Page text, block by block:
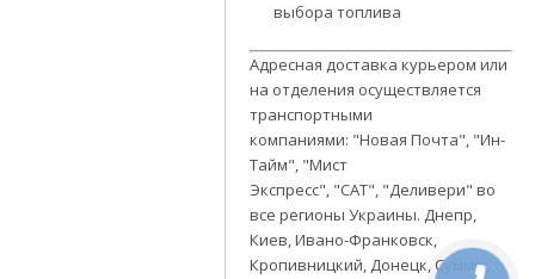
выбора топлива
Адресная доставка курьером или
на отделения осуществляется
транспортными
компаниями: "Новая Почта", "Ин-
Тайм", "Мист
Экспресс", "САТ", "Деливери" во
все регионы Украины. Днепр,
Киев, Ивано-Франковск,
Кропивницкий, Донецк, Суммы,